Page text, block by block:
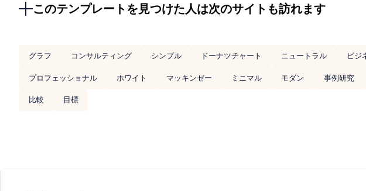
このテンプレートを見つけた人は次のサイトも訪れます
グラフ コンサルティング シンプル ドーナツチャート ニュートラル ビジ
プロフェッショナル
ホワイト マッキンゼー ミニマル モダン 事例研究
比較
目標